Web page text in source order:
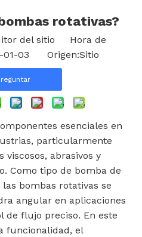
rotativas?
del sitio Hora de
01-03 Origen:Sitio
esenciales en
particularmente
viscosos, abrasivos y
Como tipo de bomba de
bombas rotativas se
angular en aplicaciones
flujo preciso. En este
funcionalidad, el